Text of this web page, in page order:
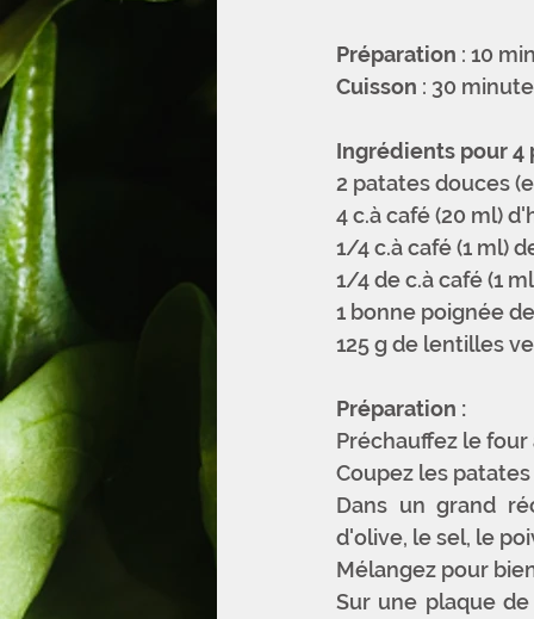
Préparation : 10
Cuisson : 30
Ingrédients pour 4
2 patates douces
4 c.à café (20 ml)
1/4 c.à café (1 ml)
1/4 de c.à café (1
1 bonne poignée
125 g de lentilles
Préparation :
Préchauffez le four
Coupez les
Dans un grand
d'olive, le sel, le
Mélangez pour
Sur une plaque